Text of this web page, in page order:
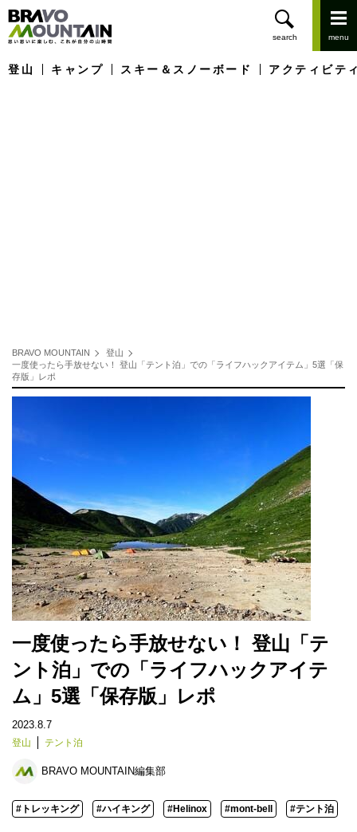
登山 キャンプ スキー＆スノーボード アクティビテ
BRAVO MOUNTAIN
登山
一度使ったら手放せない！ 登山「テント泊」での「ライフハックアイテム」5選「保
存版」レポ
一度使ったら手放せない！ 登山「テ
ント泊」での「ライフハックアイテ
ム」5選「保存版」レポ
2023.8.7
登山 テント泊
BRAVO MOUNTAIN編集部
#トレッキング #ハイキング #Helinox #mont-bell #テント泊